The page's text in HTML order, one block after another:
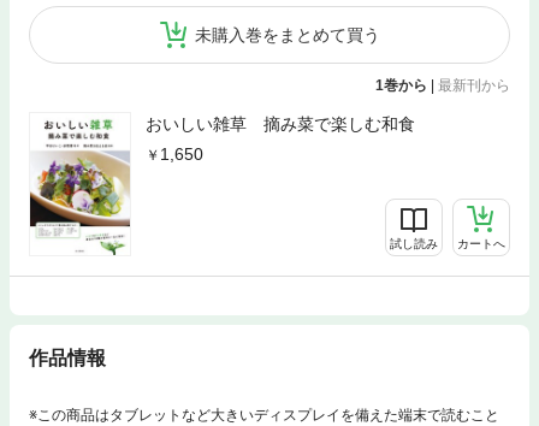
未購入巻をまとめて買う
1巻から | 最新刊から
おいしい雑草 摘み菜で楽しむ和食
1,650
試し読み カートへ
作品情報
※この商品はタブレットなど大きいディスプレイを備えた端末で読むこと